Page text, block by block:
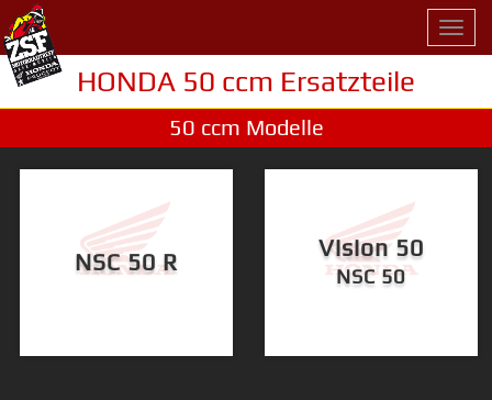
HONDA 50 ccm Ersatzteile
50 ccm Modelle
NSC 50 R
Vision 50
NSC 50